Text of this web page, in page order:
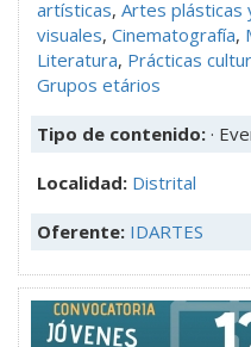
artísticas, Artes plásticas
visuales, Cinematografía,
Literatura, Prácticas
Grupos etários
Tipo de contenido: ·
Localidad: Distrital
Oferente: IDARTES